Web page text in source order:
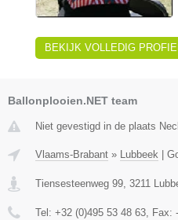
BEKIJK VOLLEDIG
Ballonplooien.NET team
Niet gevestigd in de plaats
Vlaams-Brabant » Lubbeek
Tiensesteenweg 99, 3211
Tel: +32 (0)495 53 48 63, Fax: -